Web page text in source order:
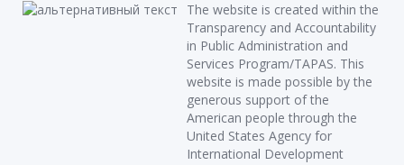
The website is created within the
Transparency and Accountability
in Public Administration and
Services Program/TAPAS. This
website is made possible by the
generous support of the
American people through the
United States Agency for
International Development